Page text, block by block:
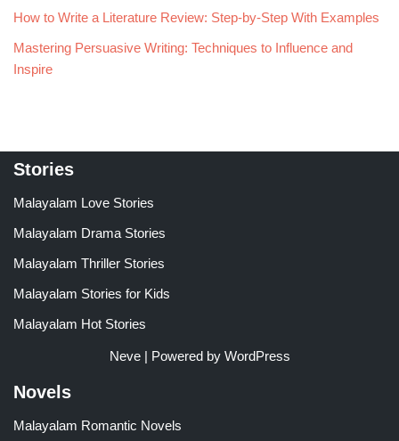
How to Write a Literature Review: Step-by-Step With Examples
Mastering Persuasive Writing: Techniques to Influence and
Inspire
Stories
Malayalam Love Stories
Malayalam Drama Stories
Malayalam Thriller Stories
Malayalam Stories for Kids
Malayalam Hot Stories
Neve| Powered by WordPress
Novels
Malayalam Romantic Novels